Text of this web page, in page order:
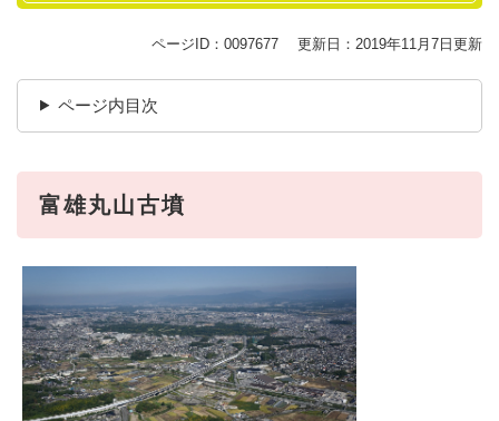
ページID：0097677 更新日：2019年11月7日更新
ページ内目次
富雄丸山古墳